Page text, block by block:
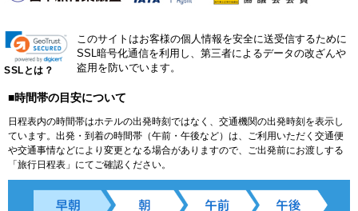
SSLとは？
このサイトはお客様の個人情報を安全に送受信するために
SSL暗号化通信を利用し、第三者によるデータの改ざんや
盗用を防いでいます。
■時間帯の目安について
日程表内の時間帯はホテルの出発時刻ではなく、交通機関の出発時刻を表示し
ています。出発・到着の時間帯（午前・午後など）は、ご利用いただく交通便
や交通事情などにより変更となる場合がありますので、ご出発前にお渡しする
「旅行日程表」にてご確認ください。